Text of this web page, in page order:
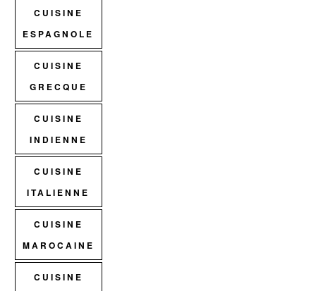
CUISINE
ESPAGNOLE
CUISINE
GRECQUE
CUISINE
INDIENNE
CUISINE
ITALIENNE
CUISINE
MAROCAINE
CUISINE